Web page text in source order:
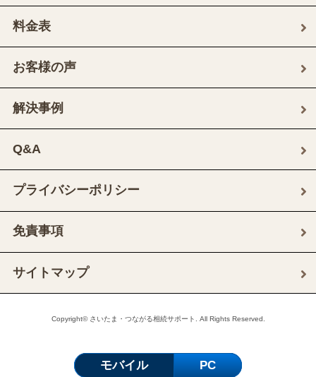
料金表
お客様の声
解決事例
Q&A
プライバシーポリシー
免責事項
サイトマップ
Copyright© さいたま・つながる相続サポート. All Rights Reserved.
モバイル PC